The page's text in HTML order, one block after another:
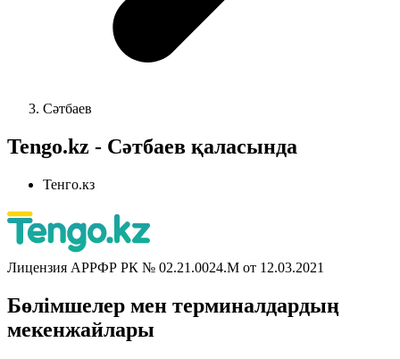
Сәтбаев
Tengo.kz - Сәтбаев қаласында
Тенго.кз
Лицензия АРРФР РК № 02.21.0024.M от 12.03.2021
Бөлімшелер мен терминалдардың
мекенжайлары